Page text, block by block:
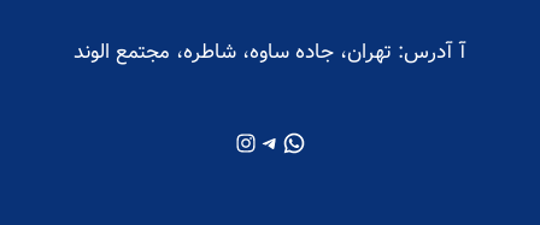
آآدرس: تهران، جاده ساوه، شاطره، مجتمع الوند
واتس‌اپتلگرام اینستاگرم